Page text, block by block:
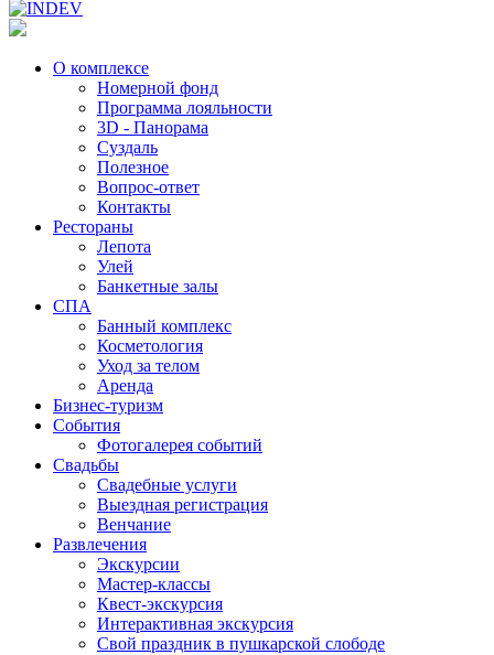
О комплексе
Номерной фонд
Программа лояльности
3D - Панорама
Суздаль
Полезное
Вопрос-ответ
Контакты
Рестораны
Лепота
Улей
Банкетные залы
СПА
Банный комплекс
Косметология
Уход за телом
Аренда
Бизнес-туризм
События
Фотогалерея событий
Свадьбы
Свадебные услуги
Выездная регистрация
Венчание
Развлечения
Экскурсии
Мастер-классы
Квест-экскурсия
Интерактивная экскурсия
Свой праздник в пушкарской слободе